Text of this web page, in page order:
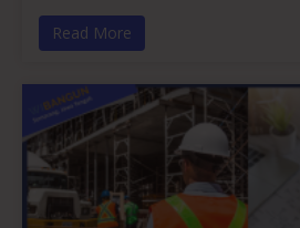
Read More